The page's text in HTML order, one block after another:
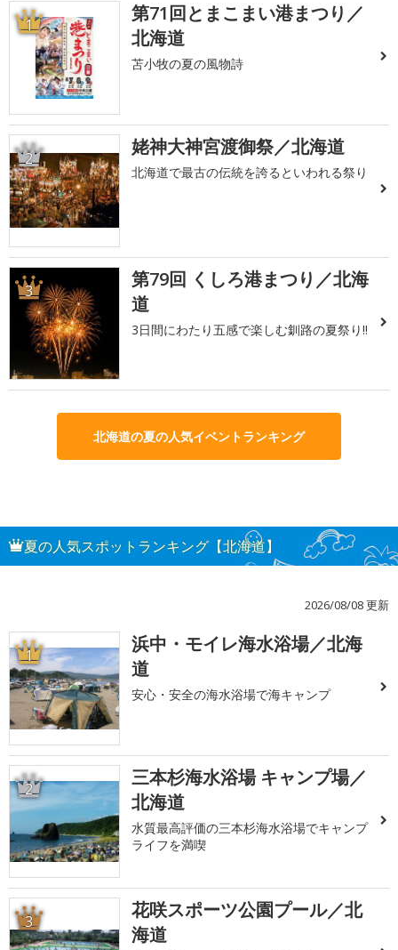
1
第71回とまこまい港まつり／
北海道
苫小牧の夏の風物詩
2 姥神大神宮渡御祭／北海道
北海道で最古の伝統を誇るといわれる祭り
3
第79回 くしろ港まつり／北海
道
3日間にわたり五感で楽しむ釧路の夏祭り!!
北海道の夏の人気イベントランキング
夏の人気スポットランキング【北海道】
2026/08/08 更新
1
浜中・モイレ海水浴場／北海
道
安心・安全の海水浴場で海キャンプ
2
三本杉海水浴場 キャンプ場／
北海道
水質最高評価の三本杉海水浴場でキャンプ
ライフを満喫
3
花咲スポーツ公園プール／北
海道